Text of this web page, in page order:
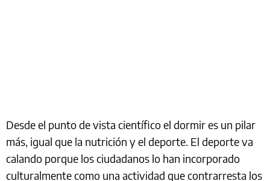
Desde el punto de vista científico el dormir es un pilar
más, igual que la nutrición y el deporte. El deporte va
calando porque los ciudadanos lo han incorporado
culturalmente como una actividad que contrarresta los